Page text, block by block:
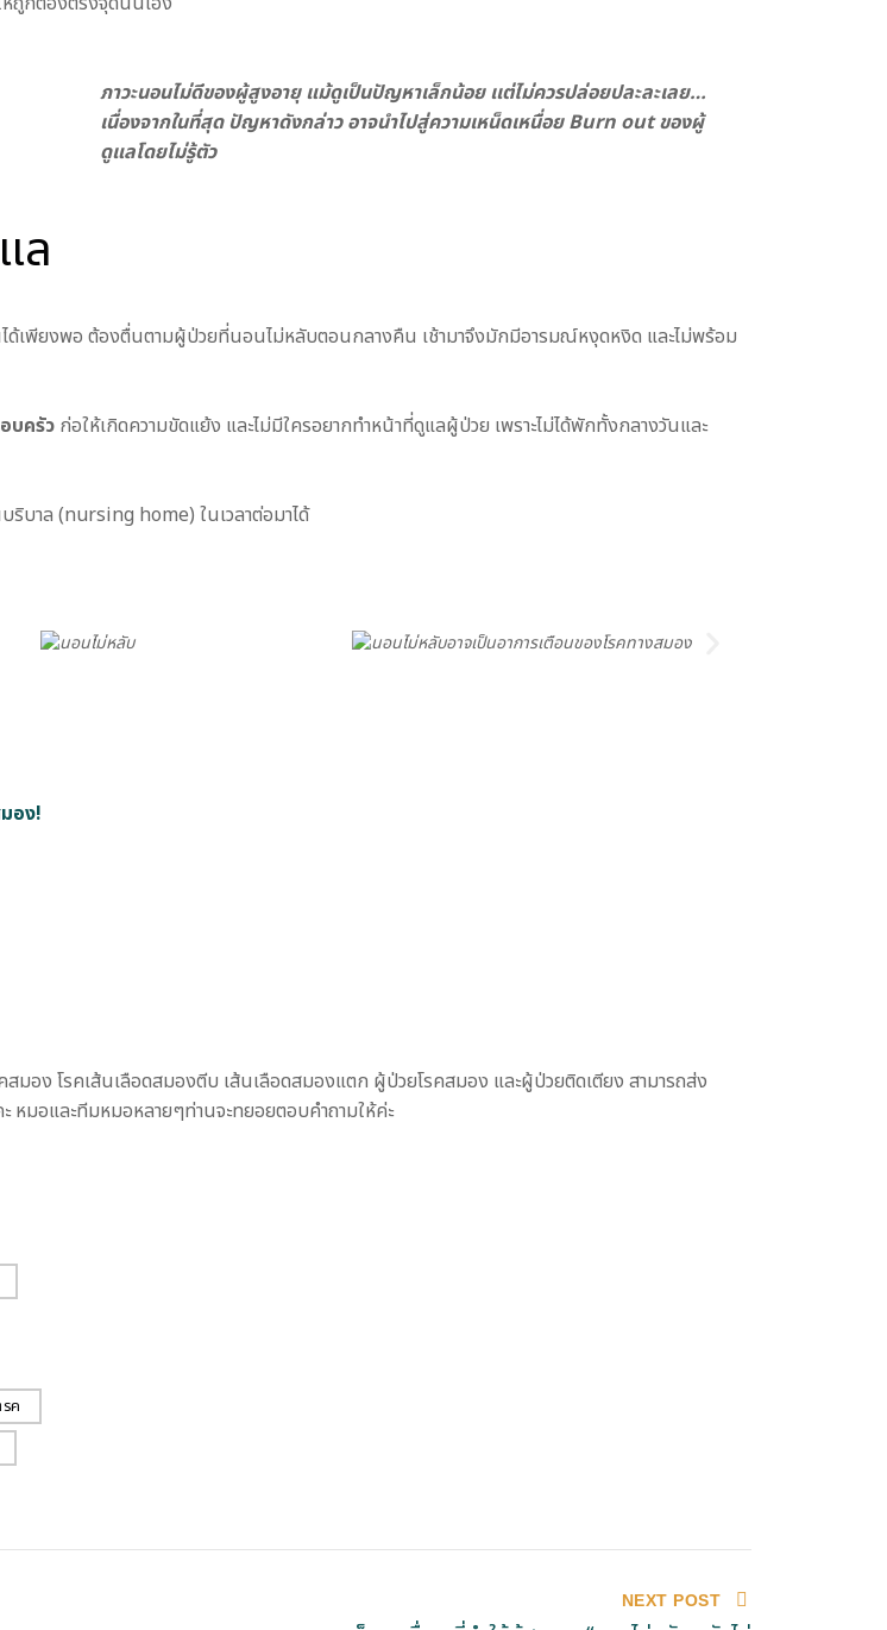
ภาวะนอนไม่ดีของผู้สูงอายุ แม้ดูเป็นปัญหาเล็กน้อย เเต่ไม่ควรปล่อยปละละเลย…
เนื่องจากในที่สุด ปัญหาดังกล่าว อาจนำไปสู่ความเหน็ดเหนื่อย Burn out ของผู้
ดูแลโดยไม่รู้ตัว
ล
ด้เพียงพอ ต้องตื่นตามผู้ป่วยที่นอนไม่หลับตอนกลางคืน เช้ามาจึงมักมีอารมณ์หงุดหงิด และไม่พร้อม
บครัว ก่อให้เกิดความขัดแย้ง และไม่มีใครอยากทำหน้าที่ดูแลผู้ป่วย เพราะไม่ได้พักทั้งกลางวันและ
บาล (nursing home) ในเวลาต่อมาได้
อง!
อง โรคเส้นเลือดสมองตีบ เส้นเลือดสมองแตก ผู้ป่วยโรคสมอง และผู้ป่วยติดเตียง สามารถส่ง
ะ หมอและทีมหมอหลายๆท่านจะทยอยตอบคำถามให้ค่ะ
ค
NEXT POST